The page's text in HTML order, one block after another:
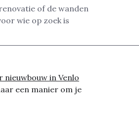
of de wanden
wie op zoek is
nieuwbouw in Venlo
een manier om je